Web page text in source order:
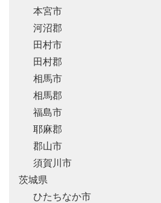
本宮市
河沼郡
田村市
田村郡
相馬市
相馬郡
福島市
耶麻郡
郡山市
須賀川市
茨城県
ひたちなか市